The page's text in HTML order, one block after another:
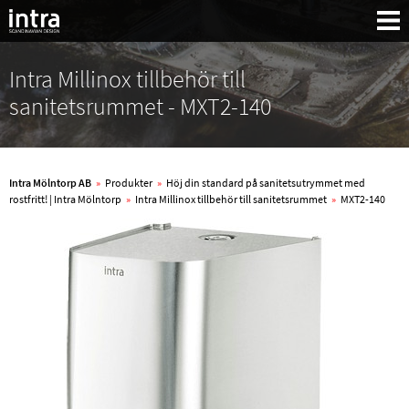
Intra Millinox tillbehör till
sanitetsrummet - MXT2-140
Intra Mölntorp AB » Produkter » Höj din standard på sanitetsutrymmet med
rostfritt! | Intra Mölntorp » Intra Millinox tillbehör till sanitetsrummet » MXT2-140